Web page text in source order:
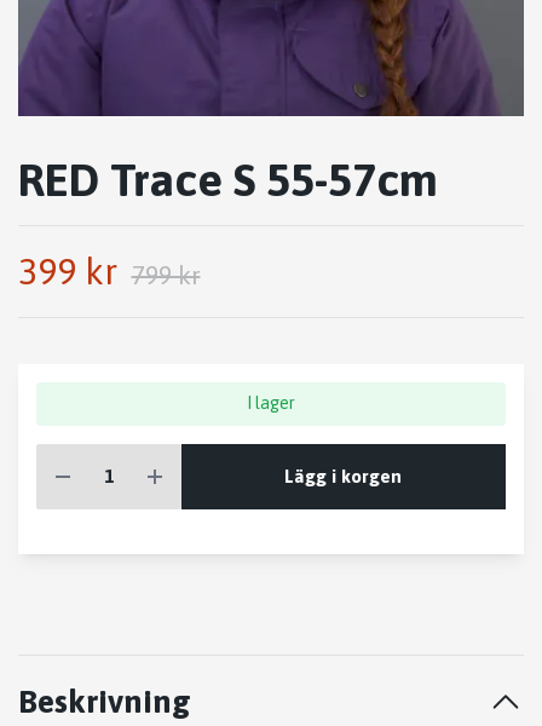
RED Trace S 55-57cm
399 kr 799 kr
I lager
Lägg i korgen
Beskrivning